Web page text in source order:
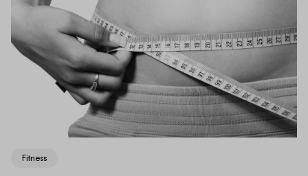
Fitness